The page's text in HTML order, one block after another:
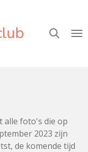
alle foto's die op
2023 zijn
de komende tijd